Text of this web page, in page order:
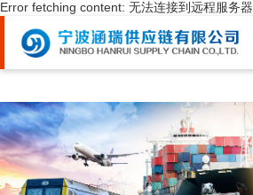
Error fetching content: 无法连接到远程服务器